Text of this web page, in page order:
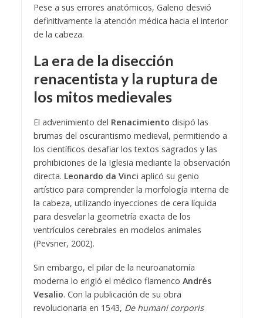
Pese a sus errores anatómicos, Galeno desvió
definitivamente la atención médica hacia el interior
de la cabeza.
La era de la disección
renacentista y la ruptura de
los mitos medievales
El advenimiento del Renacimiento disipó las
brumas del oscurantismo medieval, permitiendo a
los científicos desafiar los textos sagrados y las
prohibiciones de la Iglesia mediante la observación
directa. Leonardo da Vinci aplicó su genio
artístico para comprender la morfología interna de
la cabeza, utilizando inyecciones de cera líquida
para desvelar la geometría exacta de los
ventrículos cerebrales en modelos animales
(Pevsner, 2002).
Sin embargo, el pilar de la neuroanatomía
moderna lo erigió el médico flamenco Andrés
Vesalio. Con la publicación de su obra
revolucionaria en 1543, De humani corporis